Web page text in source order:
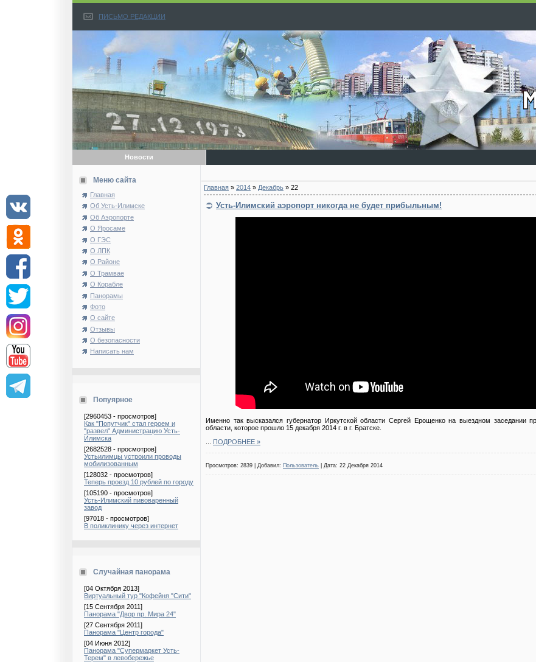
ПИСЬМО РЕДАКЦИИ
Новости
Меню сайта
Главная
Об Усть-Илимске
Об Аэропорте
О Яросаме
О ГЭС
О ЛПК
О Районе
О Трамвае
О Корабле
Панорамы
Фото
О сайте
Отзывы
О безопасности
Написать нам
Попуярное
[2960453 - просмотров]
Как "Попутчик" стал героем и
"развел" Администрацию Усть-
Илимска
[2682528 - просмотров]
Устьилимцы устроили проводы
мобилизованным
[128032 - просмотров]
Теперь проезд 10 рублей по городу
[105190 - просмотров]
Усть-Илимский пивоваренный
завод
[97018 - просмотров]
В поликлинику через интернет
Случайная панорама
[04 Октября 2013]
Виртуальный тур "Кофейня "Сити"
[15 Сентября 2011]
Панорама "Двор пр. Мира 24"
[27 Сентября 2011]
Панорама "Центр города"
[04 Июня 2012]
Панорама "Супермаркет Усть-
Терем" в левобережье
Главная » 2014 » Декабрь » 22
Усть-Илимский аэропорт никогда не будет прибыльным!
Именно так высказался губернатор Иркутской области Сергей Ерощенко на выездном заседании
области, которое прошло 15 декабря 2014 г. в г. Братске.
ПОДРОБНЕЕ »
Просмотров: 2839 | Добавил: Пользователь | Дата: 22 Декабря 2014